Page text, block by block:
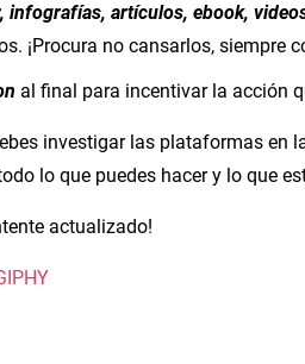
infografías, artículos, ebook,
¡Procura no cansarlos, siempre
al final para incentivar la acción
investigar las plataformas en
lo que puedes hacer y lo que
actualizado!